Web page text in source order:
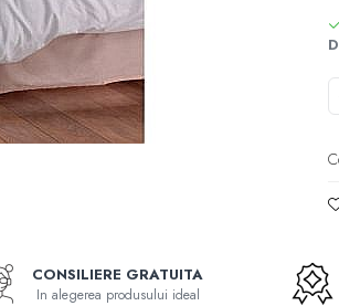
CONSILIERE GRATUITA
In alegerea produsului ideal